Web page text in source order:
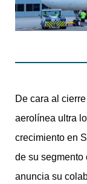
De cara al
aerolínea ultra
crecimiento en
de su segmento
anuncia su